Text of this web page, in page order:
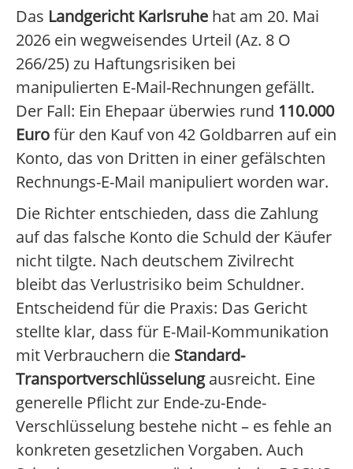
Das Landgericht Karlsruhe hat am 20. Mai
2026 ein wegweisendes Urteil (Az. 8 O
266/25) zu Haftungsrisiken bei
manipulierten E-Mail-Rechnungen gefällt.
Der Fall: Ein Ehepaar überwies rund 110.000
Eurofür den Kauf von 42 Goldbarren auf ein
Konto, das von Dritten in einer gefälschten
Rechnungs-E-Mail manipuliert worden war.
Die Richter entschieden, dass die Zahlung
auf das falsche Konto die Schuld der Käufer
nicht tilgte. Nach deutschem Zivilrecht
bleibt das Verlustrisiko beim Schuldner.
Entscheidend für die Praxis: Das Gericht
stellte klar, dass für E-Mail-Kommunikation
mit Verbrauchern die Standard-
Transportverschlüsselungausreicht. Eine
generelle Pflicht zur Ende-zu-Ende-
Verschlüsselung bestehe nicht – es fehle an
konkreten gesetzlichen Vorgaben. Auch